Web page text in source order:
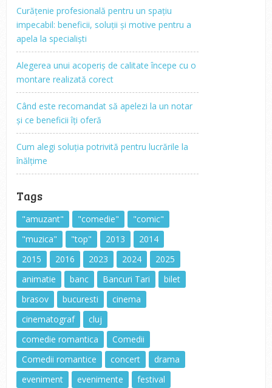
Curățenie profesională pentru un spațiu
impecabil: beneficii, soluții și motive pentru a
apela la specialiști
Alegerea unui acoperiș de calitate începe cu o
montare realizată corect
Când este recomandat să apelezi la un notar
și ce beneficii îți oferă
Cum alegi soluția potrivită pentru lucrările la
înălțime
Tags
"amuzant" "comedie"
"comic"
"muzica"
"top" 2013
2014
2015
2016 2023 2024
2025
animatie
banc Bancuri Tari
bilet
brasov
bucuresti
cinema
cinematograf
cluj
comedie romantica
Comedii
Comedii romantice
concert
drama
eveniment
evenimente festival